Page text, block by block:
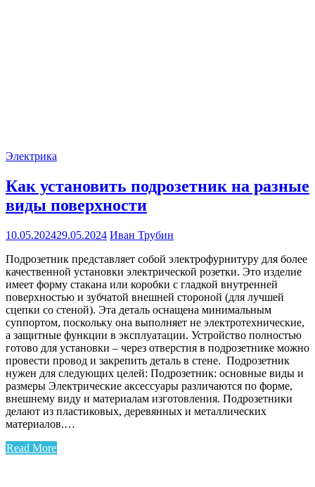
Электрика
Как установить подрозетник на разные
виды поверхности
10.05.202429.05.2024 Иван Трубин
Подрозетник представляет собой электрофурнитуру для более
качественной установки электрической розетки. Это изделие
имеет форму стакана или коробки с гладкой внутренней
поверхностью и зубчатой внешней стороной (для лучшей
сцепки со стеной). Эта деталь оснащена минимальным
суппортом, поскольку она выполняет не электротехнические,
а защитные функции в эксплуатации. Устройство полностью
готово для установки – через отверстия в подрозетнике можно
провести провод и закрепить деталь в стене. Подрозетник
нужен для следующих целей: Подрозетник: основные виды и
размеры Электрические аксессуары различаются по форме,
внешнему виду и материалам изготовления. Подрозетники
делают из пластиковых, деревянных и металлических
материалов.…
Read More